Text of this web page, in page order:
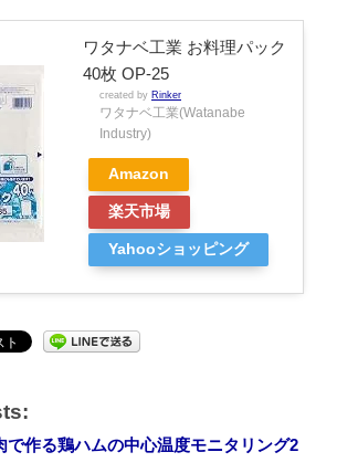
ワタナベ工業 お料理パック
40枚 OP-25
created by Rinker
ワタナベ工業(Watanabe
Industry)
Amazon
楽天市場
Yahooショッピング
で作る鶏ハムの中心温度モニタリング2